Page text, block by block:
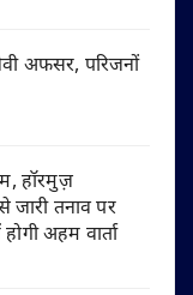
अफसर, परिजनों
हॉरमुज़
तनाव पर
अहम वार्ता